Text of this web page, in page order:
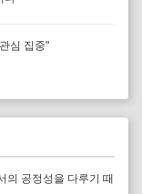
심 집중"
의 공정성을 다루기 때